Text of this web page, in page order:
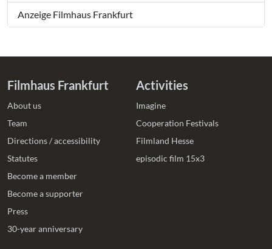
Anzeige Filmhaus Frankfurt
Filmhaus Frankfurt
About us
Team
Directions / accessibility
Statutes
Become a member
Become a supporter
Press
30-year anniversary
Activities
Imagine
Cooperation Festivals
Filmland Hesse
episodic film 15x3